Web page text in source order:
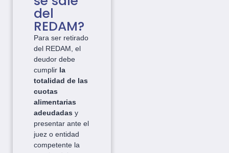
del
REDAM?
Para ser retirado
del REDAM, el
deudor debe
cumplir la
totalidad de las
cuotas
alimentarias
adeudadas y
presentar ante el
juez o entidad
competente la